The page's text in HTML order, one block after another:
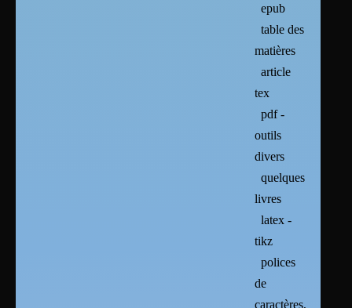
epub
table des
matières
article
tex
pdf -
outils
divers
quelques
livres
latex -
tikz
polices
de
caractères,